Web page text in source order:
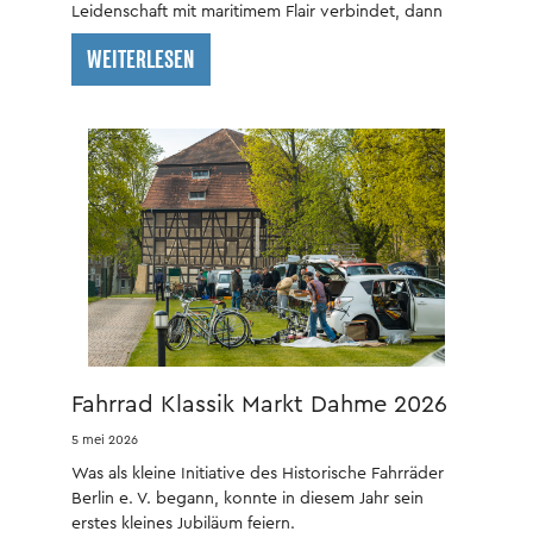
Leidenschaft mit maritimem Flair verbindet, dann
ist wieder Oldtimer-Rallye-Zeit im
phanTECHNIKUM.
WEITERLESEN
Fahrrad Klassik Markt Dahme 2026
5 mei 2026
Was als kleine Initiative des Historische Fahrräder
Berlin e. V. begann, konnte in diesem Jahr sein
erstes kleines Jubiläum feiern.